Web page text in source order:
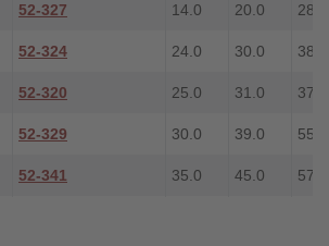
52-327 14.0 20.0 28.0
52-324 24.0 30.0 38.0
52-320 25.0 31.0 37.0
52-329 30.0 39.0 55.0
52-341 35.0 45.0 57.0